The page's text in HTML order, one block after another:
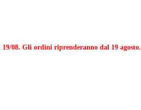
08. Gli ordini riprenderanno dal 19 agosto.